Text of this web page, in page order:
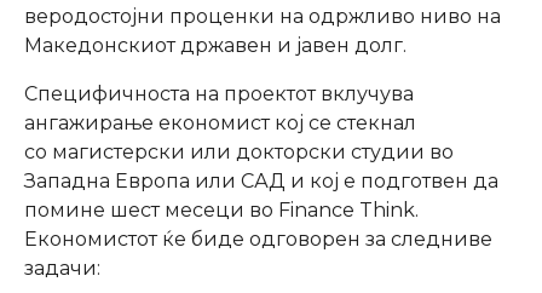
веродостојни проценки на одржливо ниво на
Македонскиот државен и јавен долг.
Специфичноста на проектот вклучува
ангажирање економист кој се стекнал
со магистерски или докторски студии во
Западна Европа или САД и кој е подготвен да
помине шест месеци во Finance Think.
Економистот ќе биде одговорен за следниве
задачи: